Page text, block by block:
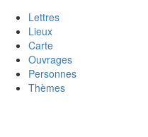
Lettres
Lieux
Carte
Ouvrages
Personnes
Thèmes